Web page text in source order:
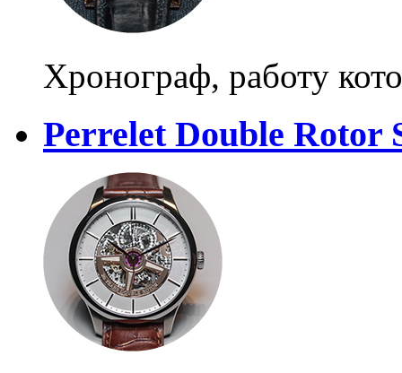
Хронограф, работу
Perrelet Double Rotor